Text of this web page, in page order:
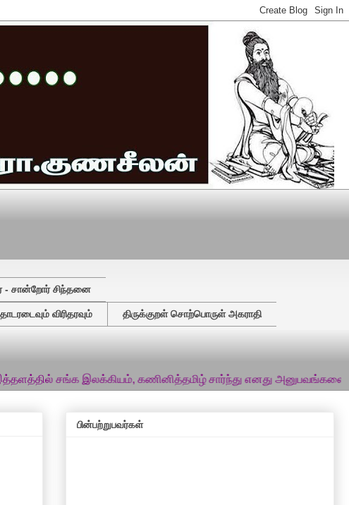
- சான்றோர் சிந்தனை
விரிதரவும் திருக்குறள் சொற்பொருள் அகராதி
இலக்கியம், கணினித்தமிழ் சார்ந்து எனது அனுபவங்களைப் பகிர்ந்து
பின்பற்றுபவர்கள்